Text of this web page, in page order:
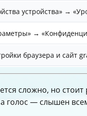
устройства» →
→
браузера и сайт
сложно, но
голос — слышен